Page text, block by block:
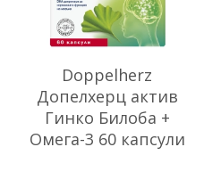
Doppelherz
Допелхерц актив
Гинко Билоба +
Омега-3 60 капсули